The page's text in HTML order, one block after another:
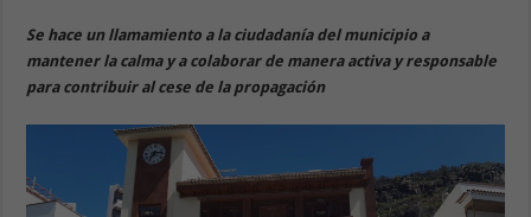
Se hace un llamamiento a la ciudadanía del municipio a
mantener la calma y a colaborar de manera activa y responsable
para contribuir al cese de la propagación